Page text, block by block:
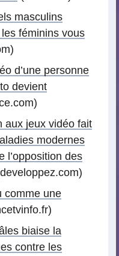
masculins
féminins vous
d’une personne
devient
aux jeux vidéo fait
modernes
l’opposition des
comme une
biaise la
contre les